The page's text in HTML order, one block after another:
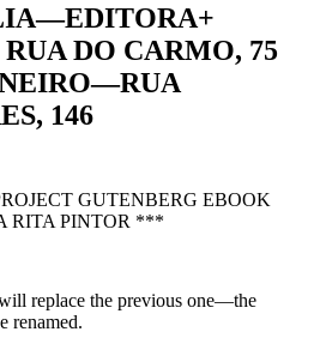
DO CARMO, 75
146
GUTENBERG EBOOK
RITA PINTOR ***
replace the previous one—the
renamed.